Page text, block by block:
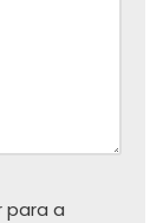
para a